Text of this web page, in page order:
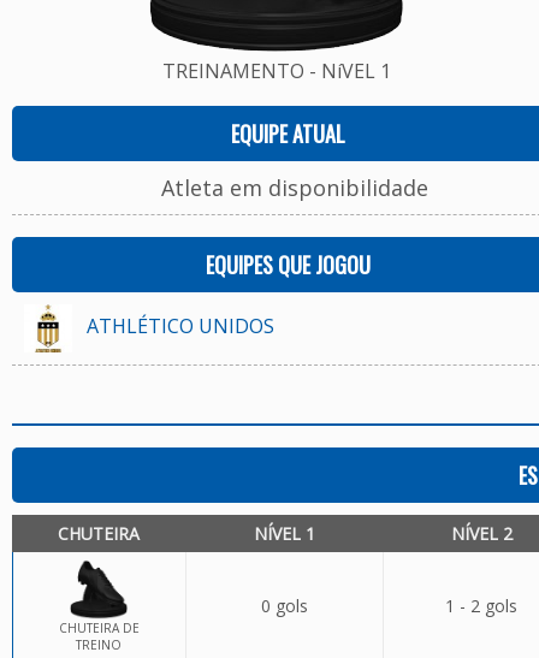
TREINAMENTO - NíVEL 1
EQUIPE ATUAL
Atleta em disponibilidade
EQUIPES QUE JOGOU
ATHLÉTICO UNIDOS
CHUTEIRA NÍVEL 1 NÍVEL 2
CHUTEIRA DE
TREINO
0 gols 1 - 2 gols